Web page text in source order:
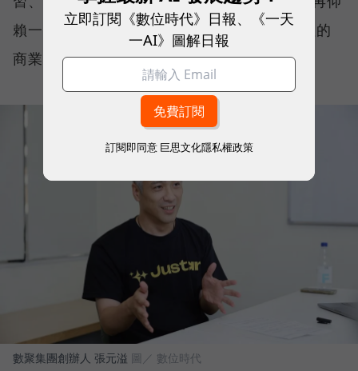
賴一次次重新開始，而是形成能持續累積價值的
商業飛輪。
數聚集團創辦人 張元溢 圖／ 數位時代
立即訂閱《數位時代》日報、《一天
一AI》圖解日報
訂閱即同意 巨思文化隱私權政策